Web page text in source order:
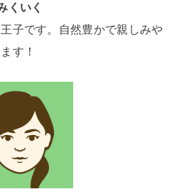
くいく
子です。自然豊かで親しみや
す！